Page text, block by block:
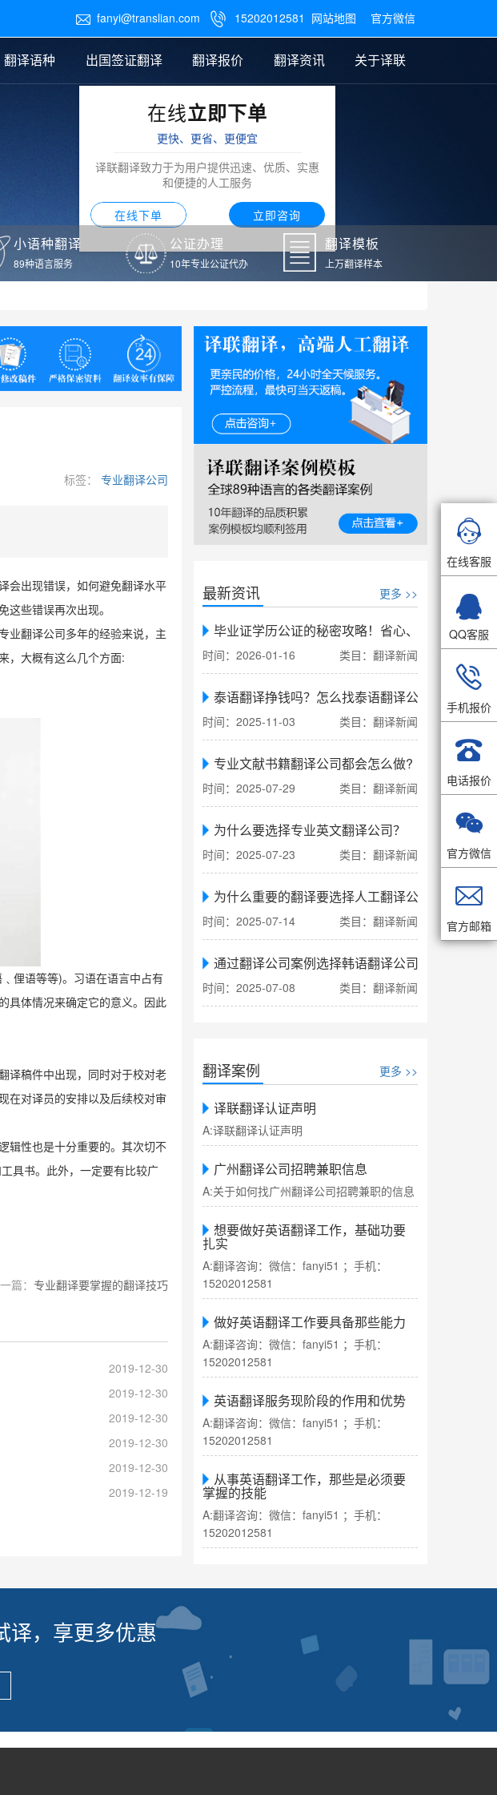
 fanyi@translian.com  15202012581 网站地图 官方微信
图纸翻译
翻译语种 出国签证翻译 翻译报价
笔译翻译报价
翻译资讯
公证样本
关于译联
在线立即下单
更快、更省、更便宜
译联翻译致力于为用户提供迅速、优质、实惠
和便捷的人工服务
在线下单 立即咨询
小语种翻译
89种语言服务
公证办理
10年专业公证代办
翻译模板
上万翻译样本
标签： 专业翻译公司
会出现错误，如何避免翻译水平
这些错误再次出现。
业翻译公司多年的经验来说，主
，大概有这么几个方面:
俚语等等)。习语在语言中占有
具体情况来确定它的意义。因此
译稿件中出现，同时对于校对老
在对译员的安排以及后续校对审
辑性也是十分重要的。其次切不
具书。此外，一定要有比较广
篇： 专业翻译要掌握的翻译技巧
2019-12-30
2019-12-30
2019-12-30
2019-12-30
2019-12-30
2019-12-19
最新资讯 更多 >>
毕业证学历公证的秘密攻略！省心、省力、省时
时间：2026-01-16 类目：翻译新闻
泰语翻译挣钱吗？怎么找泰语翻译公司翻译
时间：2025-11-03 类目：翻译新闻
专业文献书籍翻译公司都会怎么做?
时间：2025-07-29 类目：翻译新闻
为什么要选择专业英文翻译公司？
时间：2025-07-23 类目：翻译新闻
为什么重要的翻译要选择人工翻译公司
时间：2025-07-14 类目：翻译新闻
通过翻译公司案例选择韩语翻译公司
时间：2025-07-08 类目：翻译新闻
翻译案例 更多 >>
译联翻译认证声明
A:译联翻译认证声明
广州翻译公司招聘兼职信息
A:关于如何找广州翻译公司招聘兼职的信息
想要做好英语翻译工作，基础功要
扎实
A:翻译咨询：微信：fanyi51 ；手机：
15202012581
做好英语翻译工作要具备那些能力
A:翻译咨询：微信：fanyi51 ；手机：
15202012581
英语翻译服务现阶段的作用和优势
A:翻译咨询：微信：fanyi51 ；手机：
15202012581
从事英语翻译工作，那些是必须要
掌握的技能
A:翻译咨询：微信：fanyi51 ；手机：
15202012581
译，享更多优惠

在线客服

QQ客服

手机报价

电话报价

官方微信

官方邮箱